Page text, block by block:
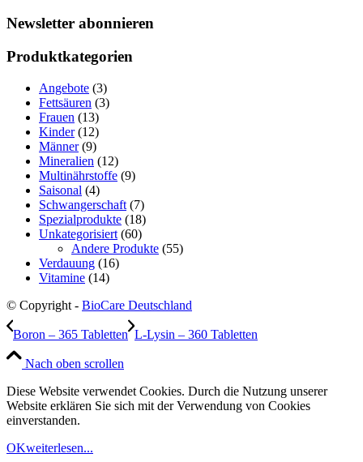
Newsletter abonnieren
Produktkategorien
Angebote (3)
Fettsäuren (3)
Frauen (13)
Kinder (12)
Männer (9)
Mineralien (12)
Multinährstoffe (9)
Saisonal (4)
Schwangerschaft (7)
Spezialprodukte (18)
Unkategorisiert (60)
Andere Produkte (55)
Verdauung (16)
Vitamine (14)
© Copyright - BioCare Deutschland
Boron – 365 Tabletten L-Lysin – 360 Tabletten
Nach oben scrollen
Diese Website verwendet Cookies. Durch die Nutzung unserer
Website erklären Sie sich mit der Verwendung von Cookies
einverstanden.
OKweiterlesen...